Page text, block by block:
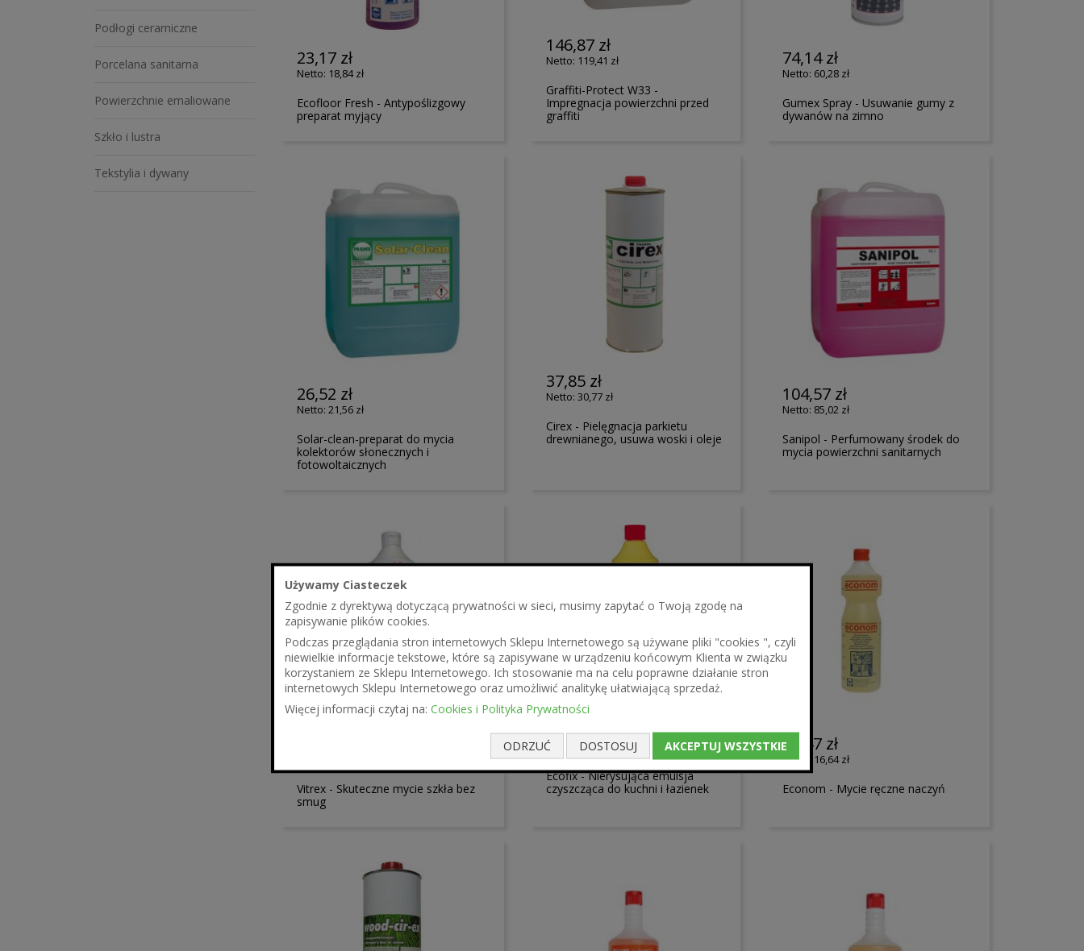
Używamy Ciasteczek
Zgodnie z dyrektywą dotyczącą prywatności w sieci, musimy zapytać o Twoją zgodę na
zapisywanie plików cookies.
Podczas przeglądania stron internetowych Sklepu Internetowego są używane pliki "cookies ", czyli
niewielkie informacje tekstowe, które są zapisywane w urządzeniu końcowym Klienta w związku
korzystaniem ze Sklepu Internetowego. Ich stosowanie ma na celu poprawne działanie stron
internetowych Sklepu Internetowego oraz umożliwić analitykę ułatwiającą sprzedaż.
Więcej informacji czytaj na: Cookies i Polityka Prywatności
ODRZUĆ DOSTOSUJ AKCEPTUJ WSZYSTKIE
23,17 zł
18,84 zł
Ecofloor Fresh - Antypoślizgowy
preparat myjący
146,87 zł
119,41 zł
Graffiti-Protect W33 -
Impregnacja powierzchni przed
graffiti
74,14 zł
60,28 zł
Gumex Spray - Usuwanie gumy z
dywanów na zimno
26,52 zł
21,56 zł
Solar-clean-preparat do mycia
kolektorów słonecznych i
fotowoltaicznych
37,85 zł
30,77 zł
Cirex - Pielęgnacja parkietu
drewnianego, usuwa woski i oleje
104,57 zł
85,02 zł
Sanipol - Perfumowany środek do
mycia powierzchni sanitarnych
Vitrex - Skuteczne mycie szkła bez
smug
17,24 zł
14,02 zł
Ecofix - Nierysująca emulsja
czyszcząca do kuchni i łazienek
20,47 zł
16,64 zł
Econom - Mycie ręczne naczyń
Podłogi ceramiczne
Porcelana sanitarna
Powierzchnie emaliowane
Szkło i lustra
Tekstylia i dywany